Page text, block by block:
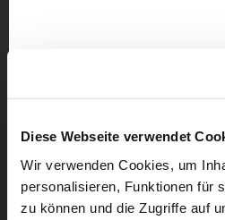
Diese Webseite verwendet
Wir verwenden Cookies, um
personalisieren, Funktionen für
zu können und die Zugriffe auf